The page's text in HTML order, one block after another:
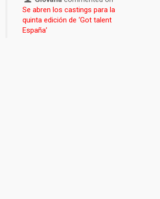
Se abren los castings para la
quinta edición de ‘Got talent
España’